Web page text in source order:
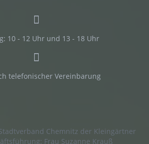
10 - 12 Uhr und 13 - 18 Uhr
telefonischer Vereinbarung
Chemnitz der Kleingärtner
Frau Suzanne Krauß